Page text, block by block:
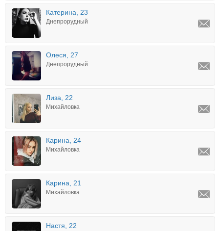
Катерина, 23
Днепрорудный
Олеся, 27
Днепрорудный
Лиза, 22
Михайловка
Карина, 24
Михайловка
Карина, 21
Михайловка
Настя, 22